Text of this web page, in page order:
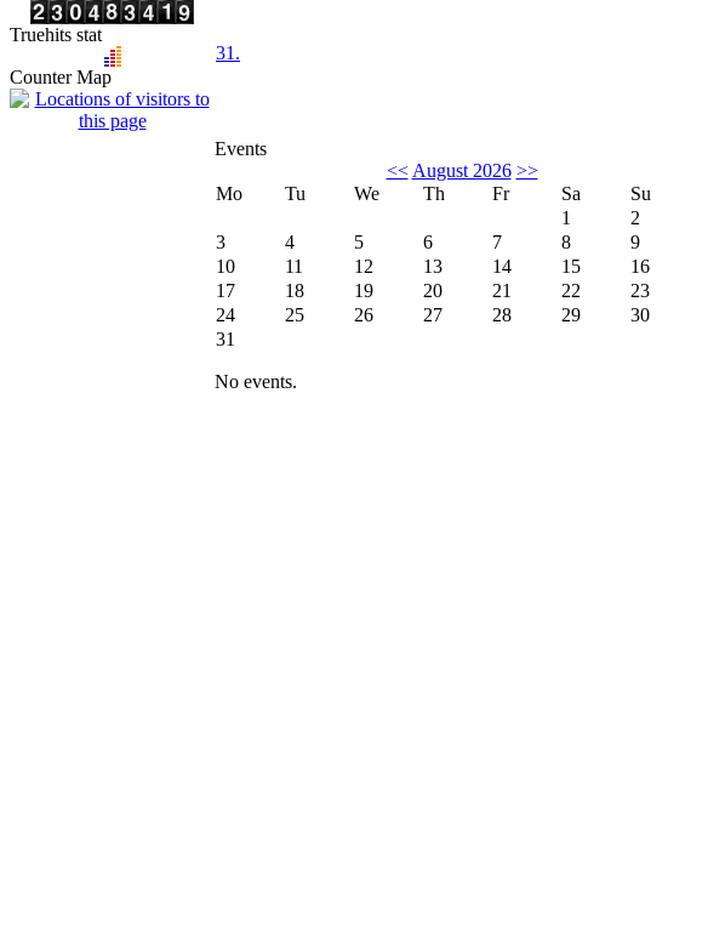
Truehits stat
Counter Map
31.
Events
<< August 2026 >>
Mo
Tu We Th Fr Sa
Su
1
2
3
4 5 6 7 8
9
10
11 12 13 14 15
16
17
18 19 20 21 22
23
24
25 26 27 28 29
30
31
No events.